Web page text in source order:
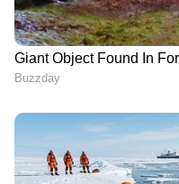
അര്‍ജുൻ
കൂത്തുപറമ്പ്‌
വസതിയിൽ
ഓട്ടോയിൽ നിന്ന്
രക്ഷപ്പെടാൻ നീക്കം;